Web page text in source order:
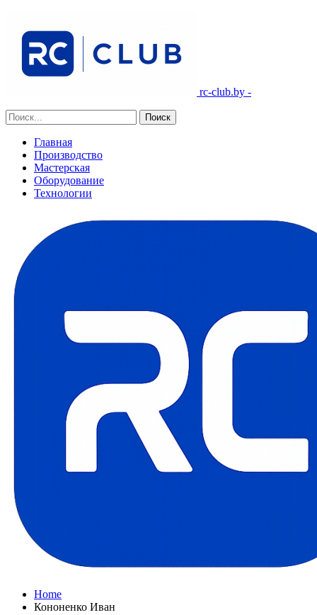
rc-club.by -
Главная
Производство
Мастерская
Оборудование
Технологии
Home
Кононенко Иван